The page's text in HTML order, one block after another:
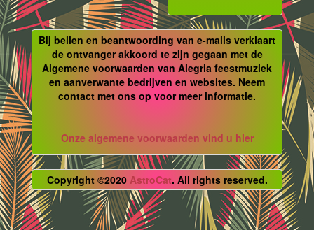
Bij bellen en beantwoording van e-mails verklaart
de ontvanger akkoord te zijn gegaan met de
Algemene voorwaarden van Alegria feestmuziek
en aanverwante bedrijven en websites. Neem
contact met ons op voor meer informatie.
Onze algemene voorwaarden vind u hier
Copyright ©2020 AstroCat. All rights reserved.